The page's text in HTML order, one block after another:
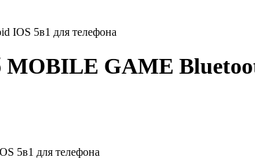
IOS 5в1 для телефона
MOBILE GAME